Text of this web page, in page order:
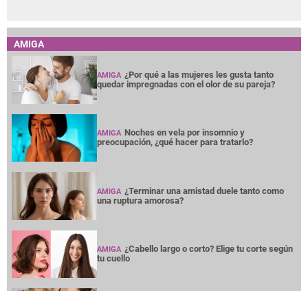
AMIGA
AMIGA ¿Por qué a las mujeres les gusta tanto
quedar impregnadas con el olor de su pareja?
AMIGA Noches en vela por insomnio y
preocupación, ¿qué hacer para tratarlo?
AMIGA ¿Terminar una amistad duele tanto como
una ruptura amorosa?
AMIGA ¿Cabello largo o corto? Elige tu corte según
tu cuello